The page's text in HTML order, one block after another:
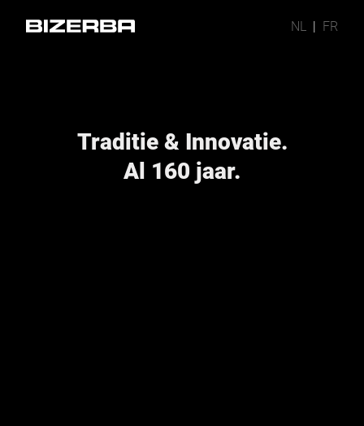
NL | FR
Traditie & Innovatie.
Al 160 jaar.